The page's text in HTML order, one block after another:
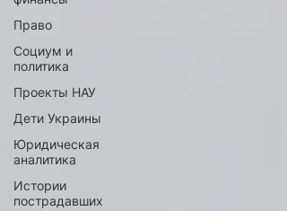
Право
Социум и
политика
Проекты НАУ
Дети Украины
Юридическая
аналитика
Истории
пострадавших